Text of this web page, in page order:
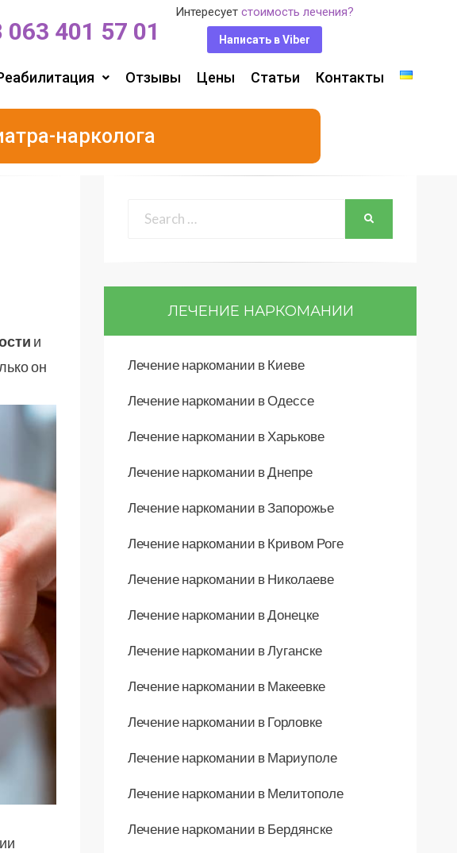
063 401 57 01
Интересует стоимость лечения?
Написать в Viber
Отзывы Цены Статьи Контакты
нарколога
и
он
ЛЕЧЕНИЕ НАРКОМАНИИ
Лечение наркомании в Киеве
Лечение наркомании в Одессе
Лечение наркомании в Харькове
Лечение наркомании в Днепре
Лечение наркомании в Запорожье
Лечение наркомании в Кривом Роге
Лечение наркомании в Николаеве
Лечение наркомании в Донецке
Лечение наркомании в Луганске
Лечение наркомании в Макеевке
Лечение наркомании в Горловке
Лечение наркомании в Мариуполе
Лечение наркомании в Мелитополе
Лечение наркомании в Бердянске